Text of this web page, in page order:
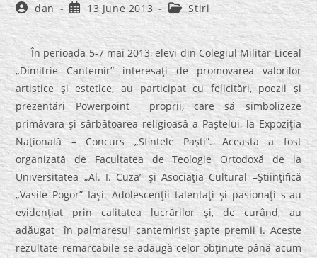
Post
author:
dan
Post
published:
13 June 2013
Post
category:
Stiri
În perioada 5-7 mai 2013, elevi din Colegiul Militar Liceal
„Dimitrie Cantemir” interesaţi de promovarea valorilor
artistice şi estetice, au participat cu felicitări, poezii şi
prezentări Powerpoint proprii, care să simbolizeze
primăvara şi sărbătoarea religioasă a Paștelui, la Expoziţia
Naţională – Concurs „Sfintele Paşti”. Aceasta a fost
organizată de Facultatea de Teologie Ortodoxă de la
Universitatea „Al. I. Cuza” şi Asociaţia Cultural –Ştiinţifică
„Vasile Pogor” Iaşi. Adolescenţii talentaţi şi pasionaţi s-au
evidenţiat prin calitatea lucrărilor şi, de curând, au
adăugat în palmaresul cantemirist şapte premii I. Aceste
rezultate remarcabile se adaugă celor obţinute până acum